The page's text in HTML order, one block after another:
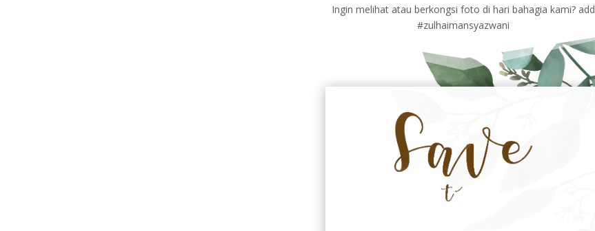
Ingin melihat atau berkongsi foto di hari bahagia kami? add
#zulhaimansyazwani